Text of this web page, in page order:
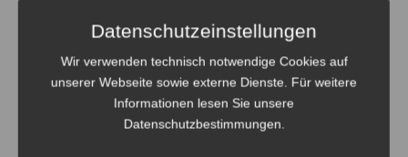
Beitragsnavigation
Datenschutzeinstellungen
Wir verwenden technisch notwendige Cookies auf
unserer Webseite sowie externe Dienste. Für weitere
Informationen lesen Sie unsere
Datenschutzbestimmungen